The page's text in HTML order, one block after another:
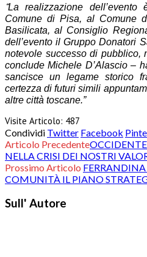
“La realizzazione
Comune di Pisa, al Comune
Basilicata, al Consiglio
dell’evento il Gruppo Donatori
notevole successo di pubblico,
conclude Michele D’Alascio –
sancisce un legame storico
certezza di futuri simili
altre città toscane.”
Visite Articolo: 487
Condividi Twitter Facebook
Articolo Precedente
NELLA CRISI DEI NOSTRI
Prossimo Articolo FERRANDINA
COMUNITÀ IL PIANO
Sull' Autore